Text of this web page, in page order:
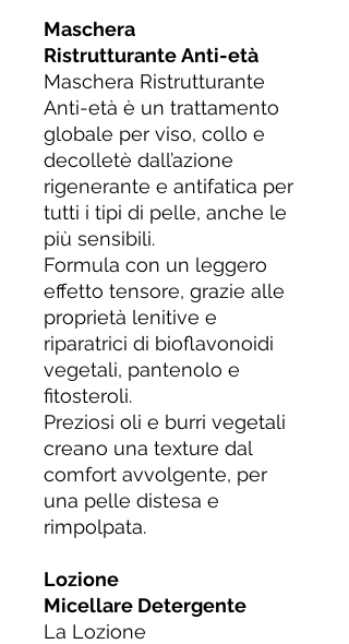
Maschera
Ristrutturante Anti-età
Maschera Ristrutturante
Anti-età è un trattamento
globale per viso, collo e
decolletè dall’azione
rigenerante e antifatica per
tutti i tipi di pelle, anche le
più sensibili.
Formula con un leggero
effetto tensore, grazie alle
proprietà lenitive e
riparatrici di bioflavonoidi
vegetali, pantenolo e
fitosteroli.
Preziosi oli e burri vegetali
creano una texture dal
comfort avvolgente, per
una pelle distesa e
rimpolpata.
Lozione
Micellare Detergente
La Lozione